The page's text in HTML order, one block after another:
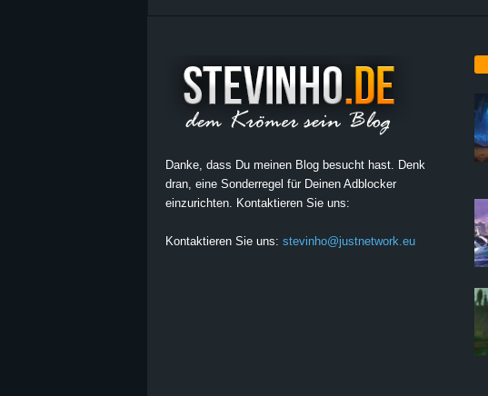
Danke, dass Du meinen Blog besucht hast. Denk
dran, eine Sonderregel für Deinen Adblocker
einzurichten. Kontaktieren Sie uns:
Kontaktieren Sie uns: stevinho@justnetwork.eu